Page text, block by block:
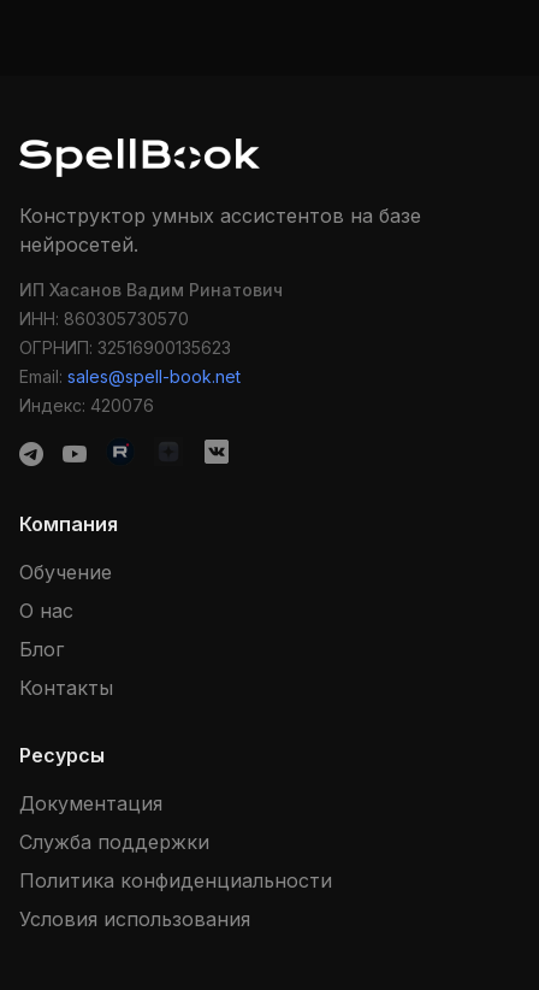
Конструктор умных ассистентов на базе
нейросетей.
ИП Хасанов Вадим Ринатович
ИНН: 860305730570
ОГРНИП: 32516900135623
Email: sales@spell-book.net
Индекс: 420076
Компания
Обучение
О нас
Блог
Контакты
Ресурсы
Документация
Служба поддержки
Политика конфиденциальности
Условия использования